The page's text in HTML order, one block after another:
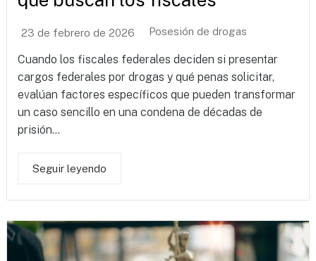
23 de febrero de 2026 Posesión de drogas
Cuando los fiscales federales deciden si presentar
cargos federales por drogas y qué penas solicitar,
evalúan factores específicos que pueden transformar
un caso sencillo en una condena de décadas de
prisión...
Seguir leyendo